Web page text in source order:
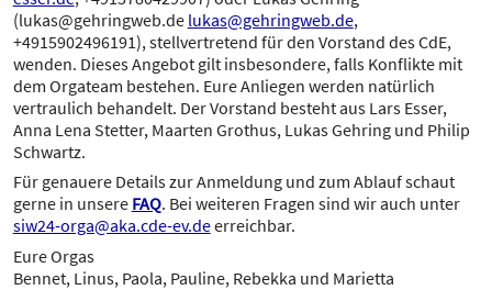
(lukas@gehringweb.de lukas@gehringweb.de,
+4915902496191), stellvertretend für den Vorstand des CdE,
wenden. Dieses Angebot gilt insbesondere, falls Konflikte mit
dem Orgateam bestehen. Eure Anliegen werden natürlich
vertraulich behandelt. Der Vorstand besteht aus Lars Esser,
Anna Lena Stetter, Maarten Grothus, Lukas Gehring und Philip
Schwartz.
Für genauere Details zur Anmeldung und zum Ablauf schaut
gerne in unsere FAQ. Bei weiteren Fragen sind wir auch unter
siw24-orga@aka.cde-ev.deerreichbar.
Eure Orgas
Bennet, Linus, Paola, Pauline, Rebekka und Marietta